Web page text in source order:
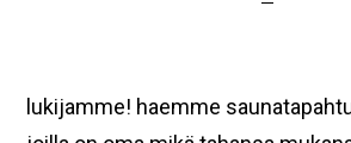
lukijamme! haemme